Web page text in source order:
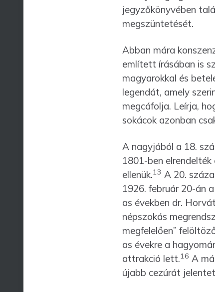
jegyzőkönyvében
megszünte­tését.
Abban mára
említett írásában is
magyarokkal és
legendát, amely
megcáfolja. Leírja,
sokácok azonban
A nagyjából a 18.
1801-ben
ellenük.13 A 20.
1926. február 20-án a
as években dr.
népszokás
megfelelően”
as évekre a
attrakció lett.16 A
újabb cezúrát